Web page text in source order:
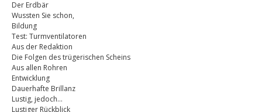
Der Erdbär
Wussten Sie schon,
Bildung
Test: Turmventilatoren
Aus der Redaktion
Die Folgen des trügerischen Scheins
Aus allen Rohren
Entwicklung
Dauerhafte Brillanz
Lustig, jedoch…
Lustiger Rückblick